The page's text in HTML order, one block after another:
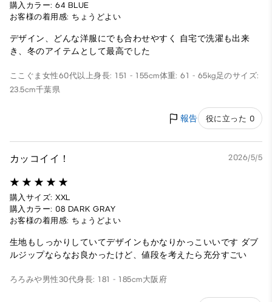
購入カラー: 64 BLUE
お客様の着用感: ちょうどよい
デザイン、どんな洋服にでも合わせやすく 自宅で洗濯も出来
き、冬のアイテムとして最高でした
ここぐま 女性60代以上身長: 151 - 155cm体重: 61 - 65kg足のサイズ:
23.5cm千葉県
報告 役に立った 0
カッコイイ！ 2026/5/5
購入サイズ: XXL
購入カラー: 08 DARK GRAY
お客様の着用感: ちょうどよい
生地もしっかりしていてデザインもかなりかっこいいです ダブ
ルジップならなお良かったけど、値段を考えたら充分すごい
ろろみや男性30代身長: 181 - 185cm大阪府